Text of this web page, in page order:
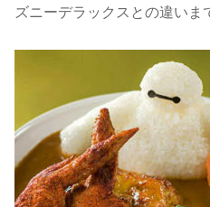
ズニーデラックスとの違いま